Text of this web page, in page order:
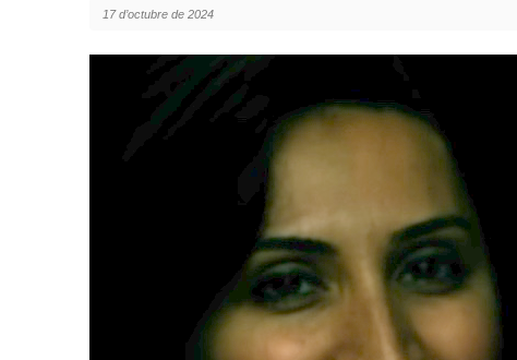
17 d’octubre de 2024